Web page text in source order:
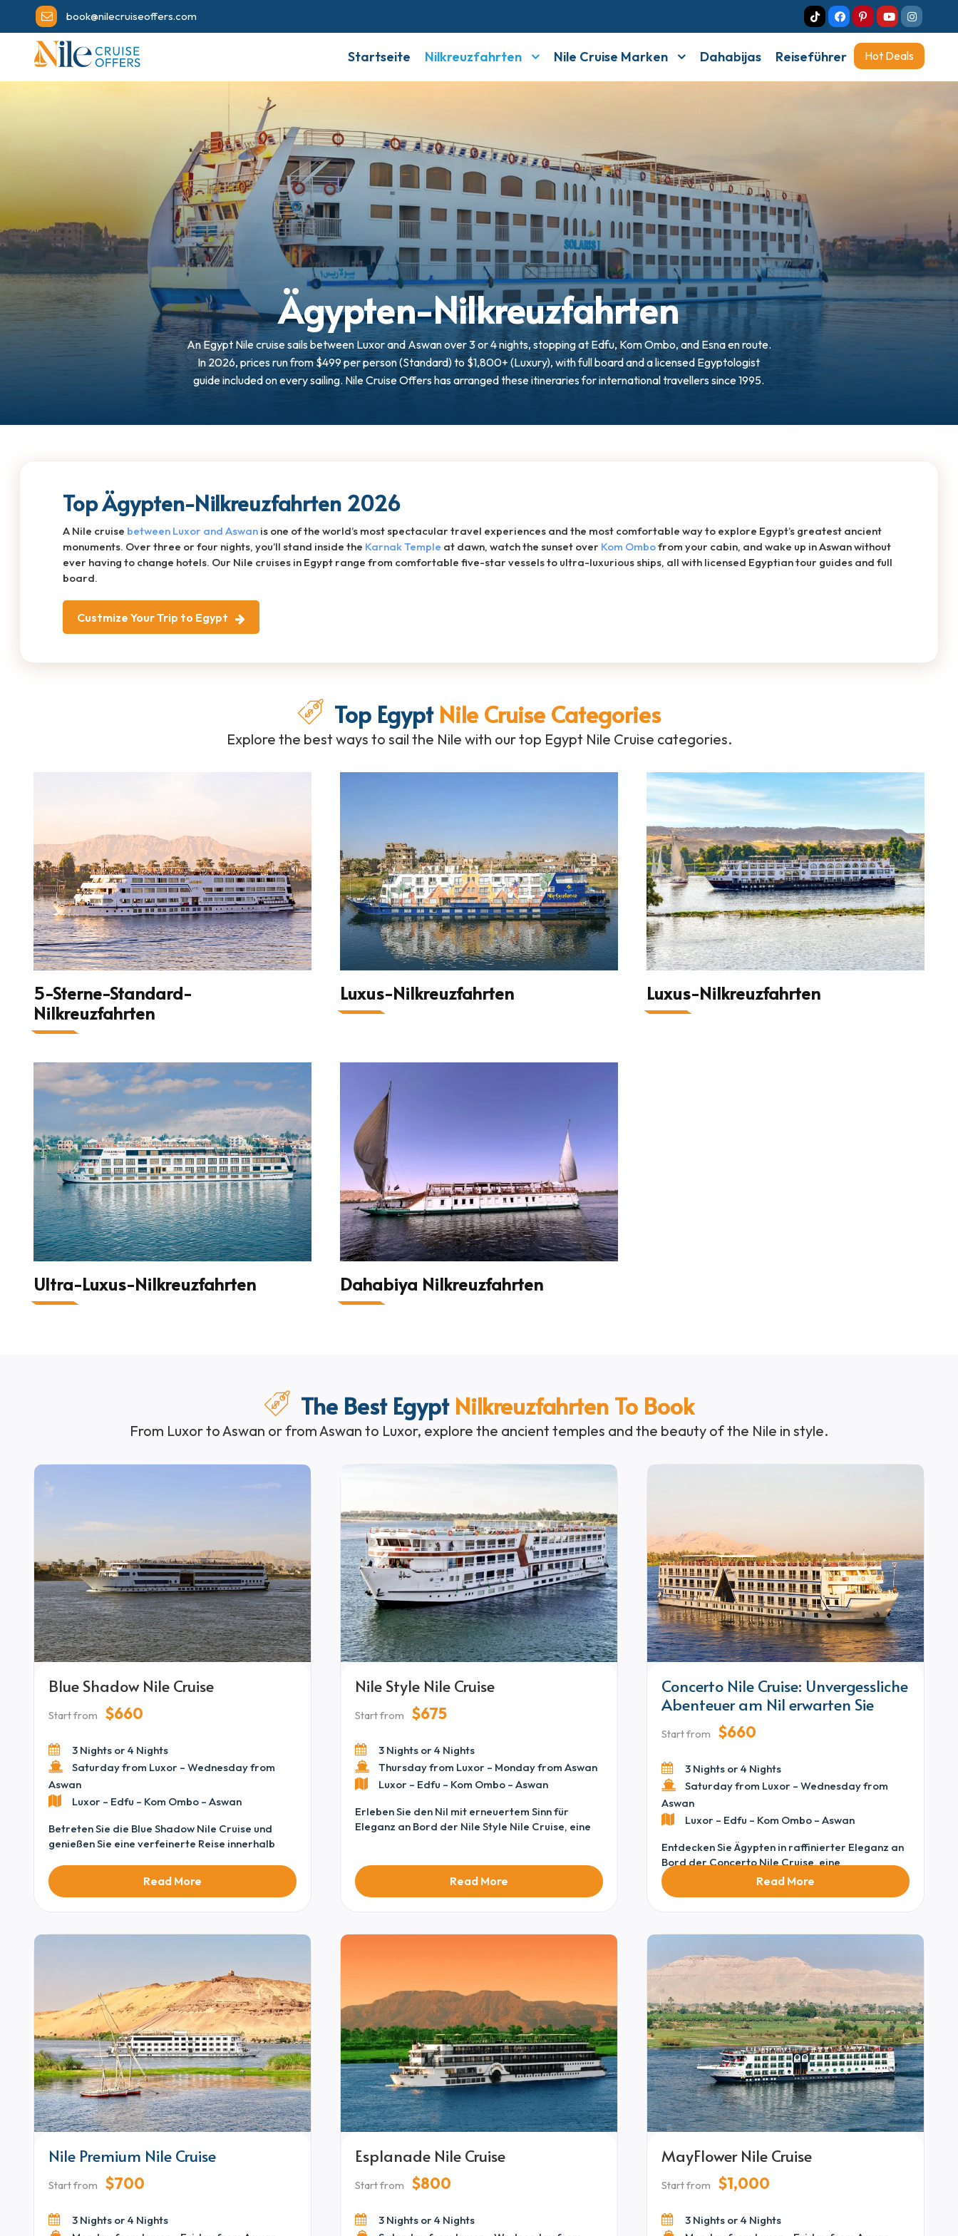
book@nilecruiseoffers.com
Startseite Nilkreuzfahrten Nile Cruise Marken Dahabijas Reiseführer Hot Deals
Ägypten-Nilkreuzfahrten
An Egypt Nile cruise sails between Luxor and Aswan over 3 or 4 nights, stopping at Edfu, Kom Ombo, and Esna en route.
In 2026, prices run from $499 per person (Standard) to $1,800+ (Luxury), with full board and a licensed Egyptologist
guide included on every sailing. Nile Cruise Offers has arranged these itineraries for international travellers since 1995.
Top Ägypten-Nilkreuzfahrten 2026
A Nile cruise between Luxor and Aswan is one of the world’s most spectacular travel experiences and the most comfortable way to explore Egypt’s greatest ancient
monuments. Over three or four nights, you’ll stand inside the Karnak Temple at dawn, watch the sunset over Kom Ombofrom your cabin, and wake up in Aswan without
ever having to change hotels. Our Nile cruises in Egypt range from comfortable five-star vessels to ultra-luxurious ships, all with licensed Egyptian tour guides and full
board.
Custmize Your Trip to Egypt
Top Egypt Nile Cruise Categories
Explore the best ways to sail the Nile with our top Egypt Nile Cruise categories.
5-Sterne-Standard-
Nilkreuzfahrten
Luxus-Nilkreuzfahrten Luxus-Nilkreuzfahrten
Ultra-Luxus-Nilkreuzfahrten Dahabiya Nilkreuzfahrten
The Best Egypt Nilkreuzfahrten To Book
From Luxor to Aswan or from Aswan to Luxor, explore the ancient temples and the beauty of the Nile in style.
Blue Shadow Nile Cruise
Start from $660
3 Nights or 4 Nights
Saturday from Luxor – Wednesday from
Aswan
Luxor – Edfu – Kom Ombo – Aswan
Betreten Sie die Blue Shadow Nile Cruise und
genießen Sie eine verfeinerte Reise innerhalb
klassifiziert unter Premium Deluxe Nile Cruises.
Das Schiff ist für Komfort und Entspannung
Flussaussichten, die eine ruhige und gehobene
atemberaubende Landschaften mit
bereichernder kultureller Entdeckung.
Read More
Nile Style Nile Cruise
Start from $675
3 Nights or 4 Nights
Thursday from Luxor – Monday from Aswan
Luxor – Edfu – Kom Ombo – Aswan
Erleben Sie den Nil mit erneuertem Sinn für
Eleganz an Bord der Nile Style Nile Cruise, eine
den premium Deluxe Nile Cruises.
Zeitgenössischer Komfort, geschmackvoll
ausgestattete Kabinen, aufmerksamer Service
Einstiegs eine entspannte, doch raffinierte
Entdeckung.
Read More
Concerto Nile Cruise: Unvergessliche
Abenteuer am Nil erwarten Sie
Start from $660
3 Nights or 4 Nights
Saturday from Luxor – Wednesday from
Aswan
Luxor – Edfu – Kom Ombo – Aswan
Entdecken Sie Ägypten in raffinierter Eleganz an
Bord der Concerto Nile Cruise, eine
anspruchsvolle Reise aus unserer Sammlung von
Egypt Nile Cruises und stolz unter den besten
gehobener Küche und panoramischen
Flussaussichten – jedes Detail ist gestaltet, um
ein nahtloses und erhabenes Kreuzfahrterlebnis
zu schaffen. Bei einer Fahrt zwischen Luxor und
Aswan verbindet diese Reise atemberaubende
Landschaften mit bereichernder kultureller
Entdeckung.
Read More
Nile Premium Nile Cruise
Start from $700
3 Nights or 4 Nights
Esplanade Nile Cruise
Start from $800
3 Nights or 4 Nights
MayFlower Nile Cruise
Start from $1,000
3 Nights or 4 Nights